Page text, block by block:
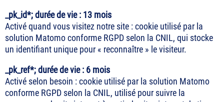
_pk_id*; durée de vie : 13 mois
Activé quand vous visitez notre site : cookie utilisé par la
solution Matomo conforme RGPD selon la CNIL, qui stocke
un identifiant unique pour « reconnaître » le visiteur.
_pk_ref*; durée de vie : 6 mois
Activé selon besoin : cookie utilisé par la solution Matomo
conforme RGPD selon la CNIL, utilisé pour suivre la